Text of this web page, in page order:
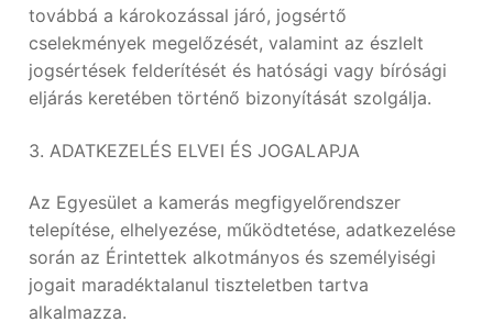
továbbá a károkozással járó, jogsértő
cselekmények megelőzését, valamint az észlelt
jogsértések felderítését és hatósági vagy bírósági
eljárás keretében történő bizonyítását szolgálja.
3. ADATKEZELÉS ELVEI ÉS JOGALAPJA
Az Egyesület a kamerás megfigyelőrendszer
telepítése, elhelyezése, működtetése, adatkezelése
során az Érintettek alkotmányos és személyiségi
jogait maradéktalanul tiszteletben tartva
alkalmazza.